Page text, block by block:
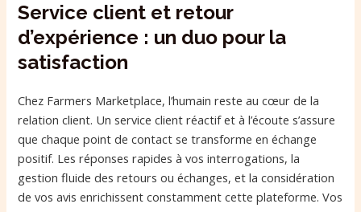
Service client et retour
d’expérience : un duo pour la
satisfaction
Chez Farmers Marketplace, l’humain reste au cœur de la
relation client. Un service client réactif et à l’écoute s’assure
que chaque point de contact se transforme en échange
positif. Les réponses rapides à vos interrogations, la
gestion fluide des retours ou échanges, et la considération
de vos avis enrichissent constamment cette plateforme. Vos